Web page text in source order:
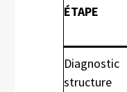
ÉTAPE
Diagnostic
structure